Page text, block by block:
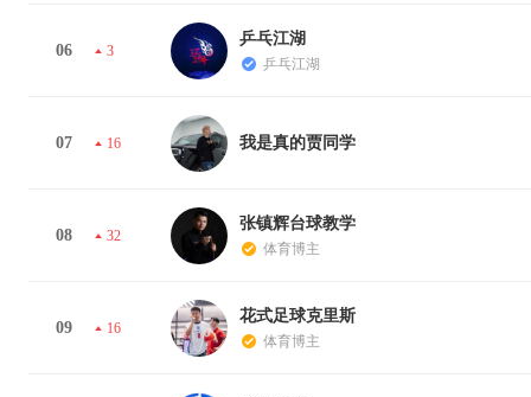
06 3
乒乓江湖
乒乓江湖
07 16 我是真的贾同学
08 32
张镇辉台球教学
体育博主
09 16
花式足球克里斯
体育博主